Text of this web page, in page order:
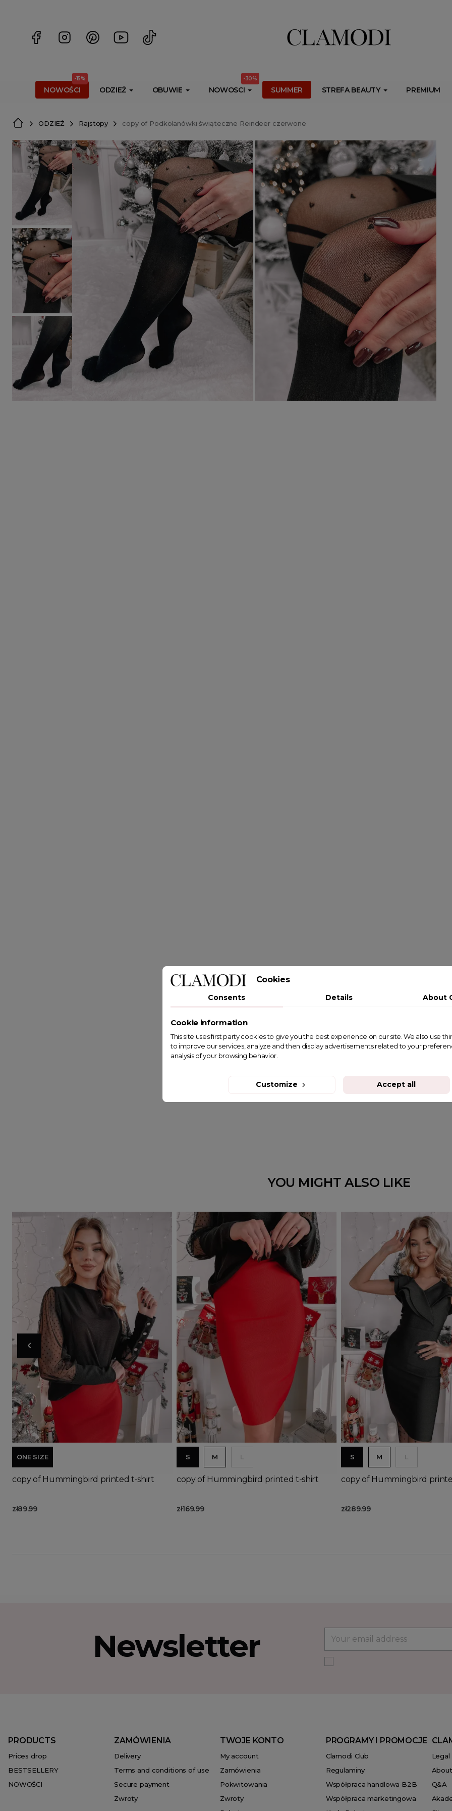
NOWOŚCI
-15%
ODZIEŻ OBUWIE NOWOSCI
-30%
SUMMER STREFA BEAUTY PREMIUM
ODZIEŻ Rajstopy copy of Podkolanówki świąteczne Reindeer czerwone
YOU MIGHT ALSO LIKE
Add to basket
ONE SIZE
copy of Hummingbird printed t-shirt
zł89.99
Add to basket
S M L
copy of Hummingbird printed t-shirt
zł169.99
S M L
copy of Hummingbird
zł289.99
Newsletter
PRODUCTS
Prices drop
BESTSELLERY
NOWOŚCI
ZAMÓWIENIA
Delivery
Terms and conditions of use
Secure payment
Zwroty
TWOJE KONTO
My account
Zamówienia
Pokwitowania
Zwroty
PROGRAMY I PROMOCJE
Clamodi Club
Regulaminy
Współpraca handlowa B2B
Współpraca marketingowa
Q&A
Cookies
Consents Details About
Cookie information
This site uses first party cookies to give you the best experience on our site. We also use
to improve our services, analyze and then display advertisements related to your
analysis of your browsing behavior.
Customize Accept all